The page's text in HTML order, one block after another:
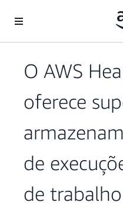
Pular para o conteúdo principal
O AWS
oferece
de
de